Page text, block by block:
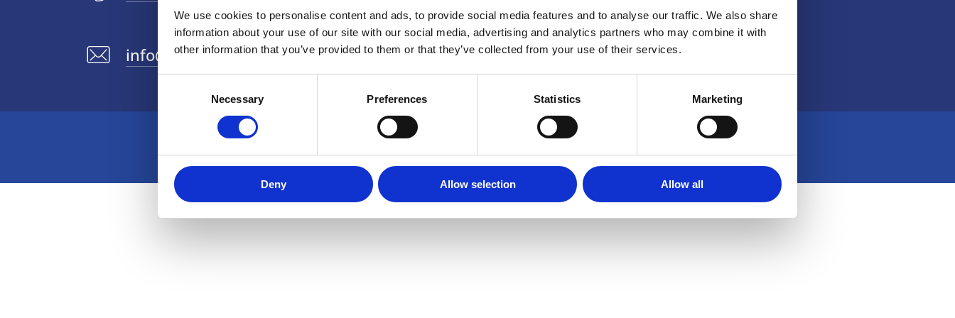
We use cookies to personalise content and ads, to provide social media features and to analyse our traffic. We also share
information about your use of our site with our social media, advertising and analytics partners who may combine it with
other information that you’ve provided to them or that they’ve collected from your use of their services.
Necessary Preferences Statistics Marketing
Deny Allow selection Allow all
info@adlaser.gr FaceBook
Copyright 2024 – Adlaser.gr
Όροι Χρήσης Πολιτική Cookies